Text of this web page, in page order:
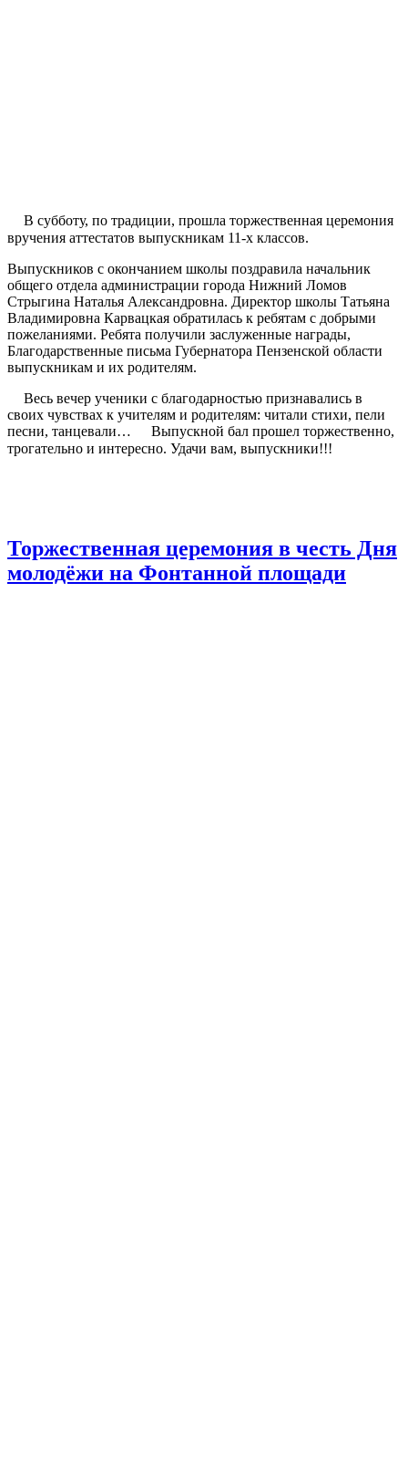
В ️субботу, по традиции, прошла торжественная церемония
вручения аттестатов выпускникам 11-х классов.
Выпускников с окончанием школы поздравила начальник
общего отдела администрации города Нижний Ломов
Стрыгина Наталья Александровна. Директор школы Татьяна
Владимировна Карвацкая обратилась к ребятам с добрыми
пожеланиями. Ребята получили заслуженные награды,
Благодарственные письма Губернатора Пензенской области
выпускникам и их родителям.
Весь вечер ученики с благодарностью признавались в
своих чувствах к учителям и родителям: читали стихи, пели
песни, танцевали…
Выпускной бал прошел торжественно,
трогательно и интересно. Удачи вам, выпускники!!!
Торжественная церемония в честь Дня
молодёжи на Фонтанной площади